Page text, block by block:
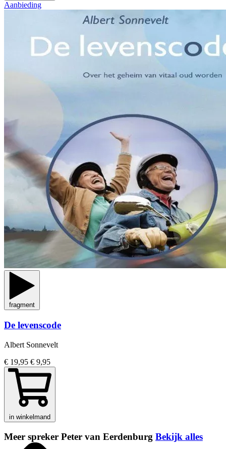
Aanbieding
fragment
De levenscode
Albert Sonnevelt
€ 19,95 € 9,95
in winkelmand
Meer spreker Peter van Eerdenburg Bekijk alles